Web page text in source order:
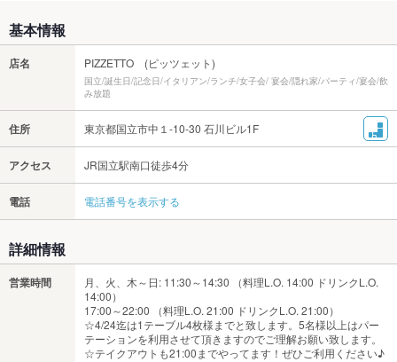
基本情報
店名 PIZZETTO (ピッツェット)
国立/誕生日/記念日/イタリアン/ランチ/女子会/ 宴会/隠れ家/パーティ/宴会/飲
み放題
住所 東京都国立市中１-10-30 石川ビル1F
アクセス JR国立駅南口徒歩4分
電話 電話番号を表示する
詳細情報
営業時間
月、火、木～日: 11:30～14:30 （料理L.O. 14:00 ドリンクL.O.
14:00）
17:00～22:00 （料理L.O. 21:00 ドリンクL.O. 21:00）
☆4/24迄は1テーブル4枚様までと致します。5名様以上はパー
テーションを利用させて頂きますのでご理解お願い致します。
☆テイクアウトも21:00までやってます！ぜひご利用ください♪